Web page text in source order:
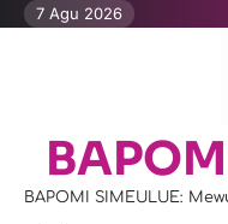
Skip7 Agu 2026
BAPOMI SIMEULUE: